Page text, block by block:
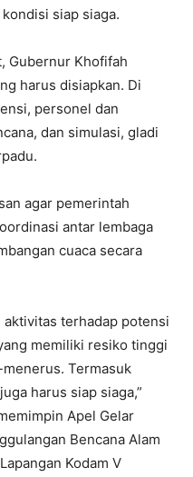
siap siaga.
Gubernur Khofifah
harus disiapkan. Di
personel dan
dan simulasi, gladi
agar pemerintah
antar lembaga
cuaca secara
aktivitas terhadap potensi
memiliki resiko tinggi
Termasuk
harus siap siaga,”
Apel Gelar
Bencana Alam
Kodam V